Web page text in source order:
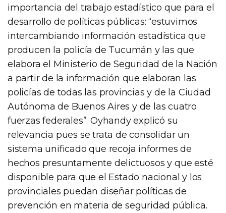
importancia del trabajo estadístico que para el
desarrollo de políticas públicas: “estuvimos
intercambiando información estadística que
producen la policía de Tucumán y las que
elabora el Ministerio de Seguridad de la Nación
a partir de la información que elaboran las
policías de todas las provincias y de la Ciudad
Autónoma de Buenos Aires y de las cuatro
fuerzas federales”. Oyhandy explicó su
relevancia pues se trata de consolidar un
sistema unificado que recoja informes de
hechos presuntamente delictuosos y que esté
disponible para que el Estado nacional y los
provinciales puedan diseñar políticas de
prevención en materia de seguridad pública.